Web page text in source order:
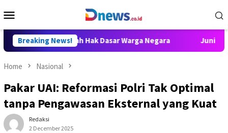
to
Menu
Breaking News!
adalah Hak Dasar Warga Negara Juniver Girsang
Home Nasional
Pakar UAI: Reformasi Polri Tak Optimal
tanpa Pengawasan Eksternal yang Kuat
Redaksi
2 December 2025